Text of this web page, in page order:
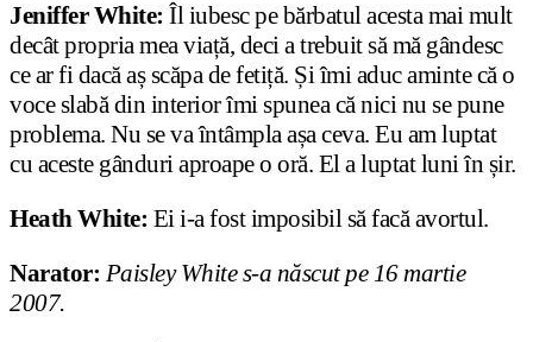
Jeniffer White: Îl iubesc pe bărbatul acesta mai mult
decât propria mea viață, deci a trebuit să mă gândesc
ce ar fi dacă aș scăpa de fetiță. Și îmi aduc aminte că o
voce slabă din interior îmi spunea că nici nu se pune
problema. Nu se va întâmpla așa ceva. Eu am luptat
cu aceste gânduri aproape o oră. El a luptat luni în șir.
Heath White: Ei i-a fost imposibil să facă avortul.
Narator: Paisley White s-a născut pe 16 martie
2007.